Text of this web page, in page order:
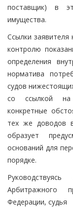
поставщик) в
имущества.
Ссылки заявителя
контролю
определения
норматива
судов
со ссылкой на
конкретные
тех же доводов
образует
оснований для
порядке.
Арбитражного
Федерации, судья